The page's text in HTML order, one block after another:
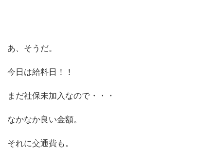
あ、そうだ。
今日は給料日！！
まだ社保未加入なので・・・
なかなか良い金額。
それに交通費も。